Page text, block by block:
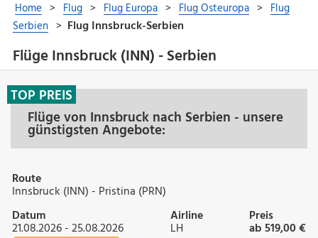
Flüge Innsbruck (INN) - Serbien
Flüge von Innsbruck nach Serbien - unsere
günstigsten Angebote:
TOP PREIS
Route
Innsbruck (INN) - Pristina (PRN)
Datum
21.08.2026 - 25.08.2026
Airline
LH
Preis
ab 519,00 €